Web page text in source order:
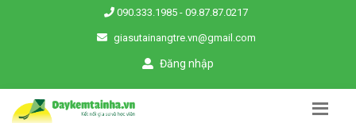
090.333.1985 - 09.87.87.0217
giasutainangtre.vn@gmail.com
Đăng nhập